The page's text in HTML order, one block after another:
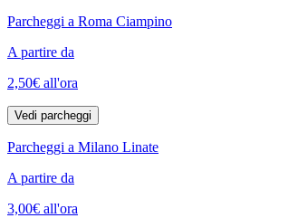
Parcheggi a Roma Ciampino
A partire da
2,50€ all'ora
Vedi parcheggi
Parcheggi a Milano Linate
A partire da
3,00€ all'ora